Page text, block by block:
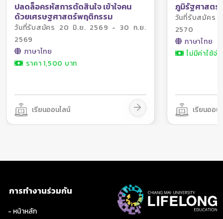
ปลดล็อครหัสการตัดสินใจ เข้าใจคน
ด้วยเศรษฐศาสตร์พฤติกรรม
วันที่รับสมัคร 20 มิ.ย. 2569 - 30 ก.ย.
2569
ภาษาไทย
ราคา 1,500 บาท
เรียนออนไลน์
ภูมิรัฐศาสตร์
วันที่รับสมัค
2570
ภาษาไทย
ไม่มีค่าใช้จ่
เรียนออน
การทำงานร่วมกัน
- หน้าหลัก